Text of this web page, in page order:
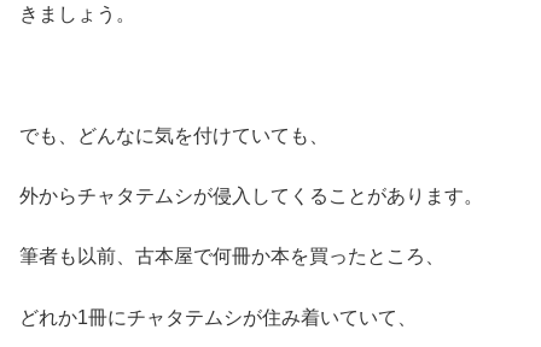
きましょう。
でも、どんなに気を付けていても、
外からチャタテムシが侵入してくることがあります。
筆者も以前、古本屋で何冊か本を買ったところ、
どれか1冊にチャタテムシが住み着いていて、